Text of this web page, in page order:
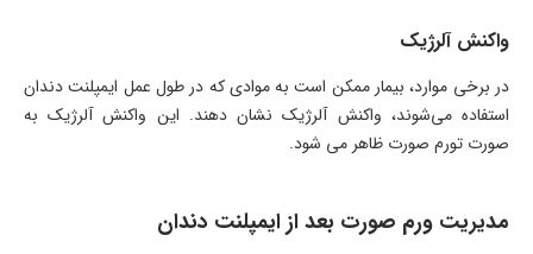
واکنش آلرژیک
در برخی موارد، بیمار ممکن است به موادی که در طول عمل ایمپلنت دندان
استفاده می‌شوند، واکنش آلرژیک نشان دهند. این واکنش آلرژیک به
صورت تورم صورت ظاهر می شود.
مدیریت ورم صورت بعد از ایمپلنت دندان